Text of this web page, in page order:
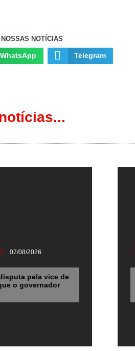
NOTÍCIAS
WhatsApp Telegram
07/08/2026
pela vice de
o governador